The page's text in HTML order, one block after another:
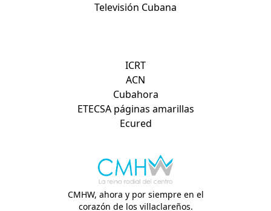
CMHW, ahora y por siempre en el
corazón de los villaclareños.
Televisión Cubana
ICRT
ACN
Cubahora
ETECSA páginas amarillas
Ecured